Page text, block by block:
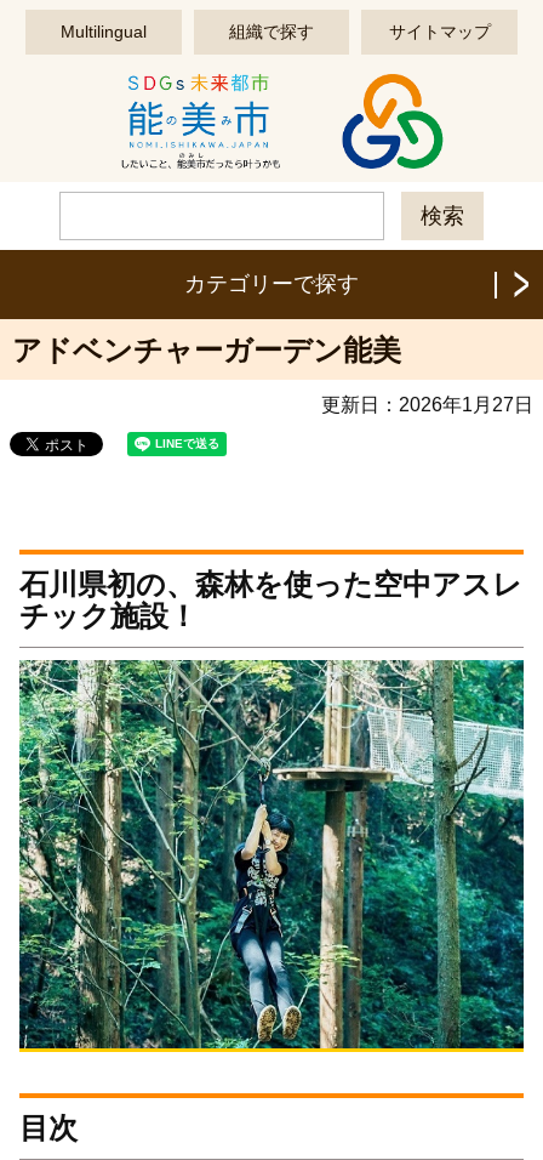
このページの本文へ移動する
Multilingual 組織で探す サイトマップ
カテゴリーで探す
アドベンチャーガーデン能美
更新日： 2026年1月27日
石川県初の、森林を使った空中アスレ
チック施設！
目次